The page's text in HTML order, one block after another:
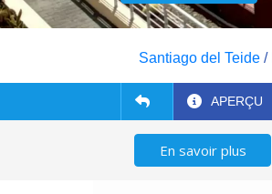
Santiago del Teide /
APERÇU
En savoir plus